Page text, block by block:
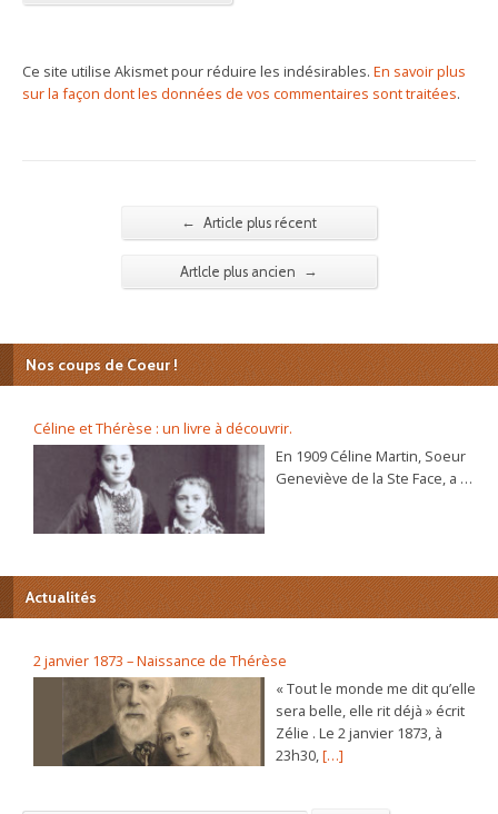
Ce site utilise Akismet pour réduire les indésirables. En savoir plus
sur la façon dont les données de vos commentaires sont traitées.
← Article plus récent
Artlcle plus ancien →
Nos coups de Coeur !
Céline et Thérèse : un livre à découvrir.
En 1909 Céline Martin, Soeur
Geneviève de la Ste Face, a 40
béatification va s’ouvrir
bientôt. C’est alors que la
demande d’écrire sa propre
autobiographie. Dans ce récit
plein de vie et d’humour elle
raconte, de sa naissance à sa
vie au Carmel, les chemins
déroutants par lesquels
Actualités
2 janvier 1873 – Naissance de Thérèse
« Tout le monde me dit qu’elle
sera belle, elle rit déjà » écrit
Zélie . Le 2 janvier 1873, à
23h30,[…]